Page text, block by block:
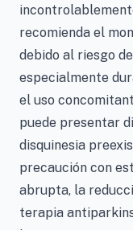
recomienda el
debido al riesgo
especialmente
el uso
puede presentar
disquinesia
precaución con
abrupta, la
terapia